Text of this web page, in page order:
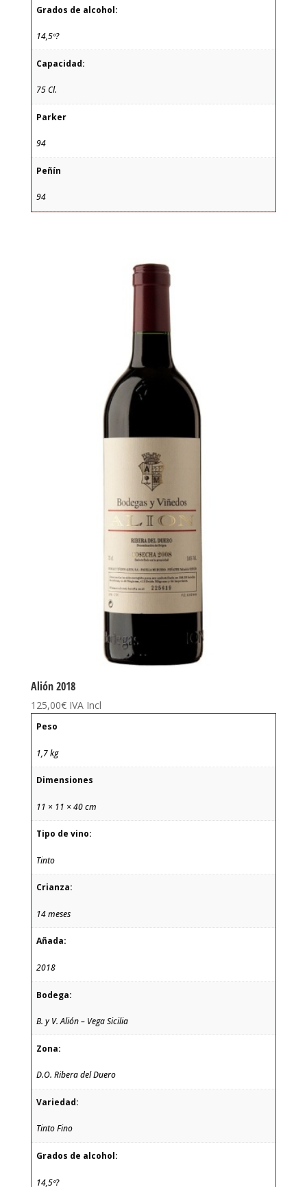
Grados de alcohol:
14,5º?
Capacidad:
75 Cl.
Parker
94
Peñín
94
Alión 2018
125,00€ IVA Incl
Peso
1,7 kg
Dimensiones
11 × 11 × 40 cm
Tipo de vino:
Tinto
Crianza:
14 meses
Añada:
2018
Bodega:
B. y V. Alión – Vega Sicilia
Zona:
D.O. Ribera del Duero
Variedad:
Tinto Fino
Grados de alcohol:
14,5º?